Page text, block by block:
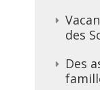
des
Des